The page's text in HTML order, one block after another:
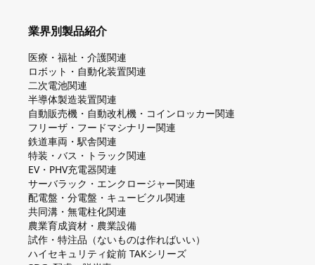
業界別製品紹介
医療・福祉・介護関連
ロボット・自動化装置関連
二次電池関連
半導体製造装置関連
自動販売機・自動改札機・コインロッカー関連
フリーザ・フードマシナリー関連
鉄道車両・駅舎関連
特装・バス・トラック関連
EV・PHV充電器関連
サーバラック・エンクロージャー関連
配電盤・分電盤・キュービクル関連
共同溝・無電柱化関連
農業育成資材・農業設備
試作・特注品（ないものは作ればいい）
ハイセキュリティ錠前 TAKシリーズ